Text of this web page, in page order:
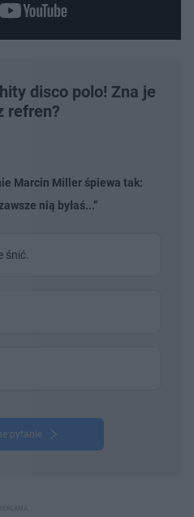
disco polo! Zna je
refren?
Marcin Miller śpiewa tak:
nią byłaś...”
śnić.
pytanie